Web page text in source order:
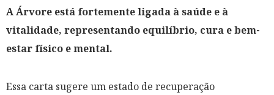
A Árvore está fortemente ligada à saúde e à
vitalidade, representando equilíbrio, cura e bem-
estar físico e mental.
Essa carta sugere um estado de recuperação